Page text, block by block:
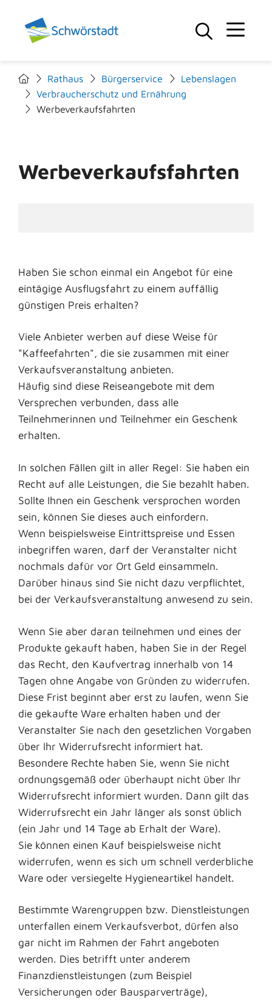
Rathaus Bürgerservice
Lebenslagen
Verbraucherschutz und Ernährung
Werbeverkaufsfahrten
Werbeverkaufsfahrten
Haben Sie schon einmal ein Angebot für eine
eintägige Ausflugsfahrt zu einem auffällig
günstigen Preis erhalten?
Viele Anbieter werben auf diese Weise für
"Kaffeefahrten", die sie zusammen mit einer
Verkaufsveranstaltung anbieten.
Häufig sind diese Reiseangebote mit dem
Versprechen verbunden, dass alle
Teilnehmerinnen und Teilnehmer ein Geschenk
erhalten.
In solchen Fällen gilt in aller Regel: Sie haben ein
Recht auf alle Leistungen, die Sie bezahlt haben.
Sollte Ihnen ein Geschenk versprochen worden
sein, können Sie dieses auch einfordern.
Wenn beispielsweise Eintrittspreise und Essen
inbegriffen waren, darf der Veranstalter nicht
nochmals dafür vor Ort Geld einsammeln.
Darüber hinaus sind Sie nicht dazu verpflichtet,
bei der Verkaufsveranstaltung anwesend zu sein.
Wenn Sie aber daran teilnehmen und eines der
Produkte gekauft haben, haben Sie in der Regel
das Recht, den Kaufvertrag innerhalb von 14
Tagen ohne Angabe von Gründen zu widerrufen.
Diese Frist beginnt aber erst zu laufen, wenn Sie
die gekaufte Ware erhalten haben und der
Veranstalter Sie nach den gesetzlichen Vorgaben
über Ihr Widerrufsrecht informiert hat.
Besondere Rechte haben Sie, wenn Sie nicht
ordnungsgemäß oder überhaupt nicht über Ihr
Widerrufsrecht informiert wurden. Dann gilt das
Widerrufsrecht ein Jahr länger als sonst üblich
(ein Jahr und 14 Tage ab Erhalt der Ware).
Sie können einen Kauf beispielsweise nicht
widerrufen, wenn es sich um schnell verderbliche
Ware oder versiegelte Hygieneartikel handelt.
Bestimmte Warengruppen bzw. Dienstleistungen
unterfallen einem Verkaufsverbot, dürfen also
gar nicht im Rahmen der Fahrt angeboten
werden. Dies betrifft unter anderem
Finanzdienstleistungen (zum Beispiel
Versicherungen oder Bausparverträge),